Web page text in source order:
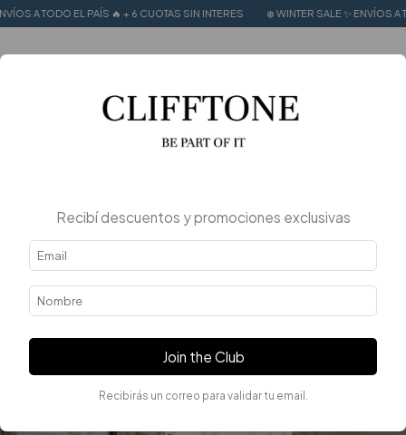
PAÍS 🔥 + 6 CUOTAS SIN INTERES ❄️ WINTER SALE ✨ ENVÍOS A TODO EL PAÍS
Recibí descuentos y promociones exclusivas
Join the Club
Recibirás un correo para validar tu email.